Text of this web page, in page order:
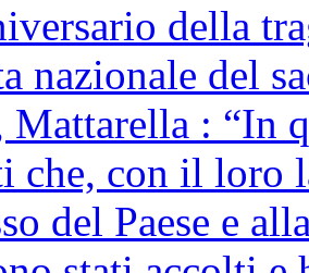
della
nazionale del
Mattarella : “In
che, con il loro
del Paese e